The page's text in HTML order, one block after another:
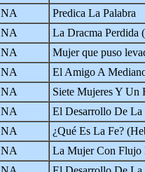
NA
Predica La Palabra
NA
La Dracma Perdida
NA
Mujer que puso
NA
El Amigo A
NA
Siete Mujeres Y Un
NA
El Desarrollo De La
NA
¿Qué Es La Fe?
NA
La Mujer Con Flujo